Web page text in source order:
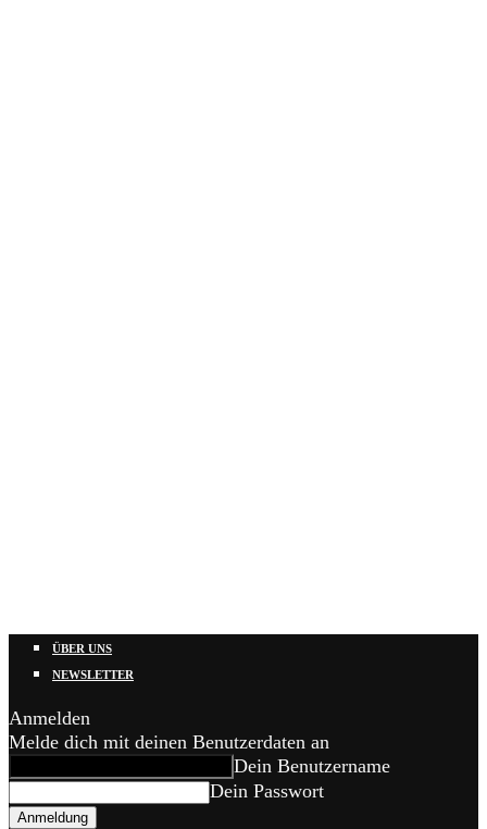
ÜBER UNS
NEWSLETTER
Anmelden
Melde dich mit deinen Benutzerdaten an
Dein Benutzername
Dein Passwort